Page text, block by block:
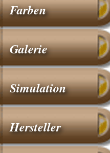
Farben
Galerie
Simulation
Hersteller